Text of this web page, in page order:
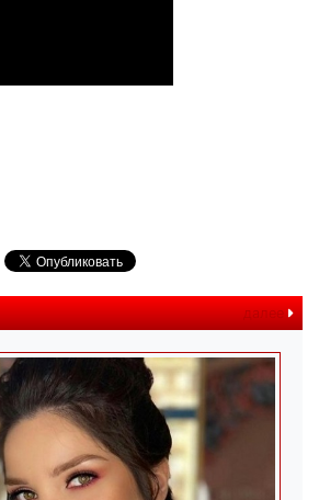
далее